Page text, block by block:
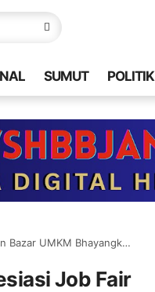
SUMUT POLITIK
Bhayangkara Presisi 2026
Job Fair